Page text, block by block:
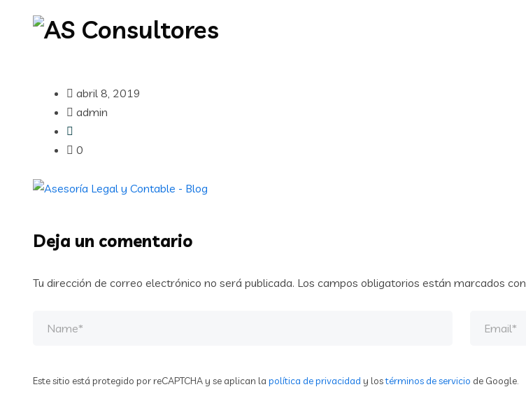
abril 8, 2019
admin
0
Deja un comentario
Tu dirección de correo electrónico no será publicada. Los campos obligatorios están marcados con
Este sitio está protegido por reCAPTCHA y se aplican la política de privacidad y lostérminos de servicio de Google.